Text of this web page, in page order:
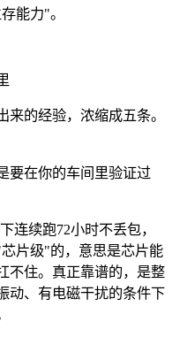
能力"。
的经验，浓缩成五条。
要在你的车间里验证过
续跑72小时不丢包，
片级"的，意思是芯片能
不住。真正靠谱的，是整
动、有电磁干扰的条件下